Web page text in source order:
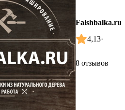
Falshbalka.ru
4,13·
8 отзывов